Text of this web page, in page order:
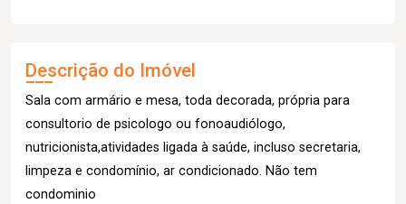
Descrição do Imóvel
Sala com armário e mesa, toda decorada, própria para
consultorio de psicologo ou fonoaudiólogo,
nutricionista,atividades ligada à saúde, incluso secretaria,
limpeza e condomínio, ar condicionado. Não tem
condominio